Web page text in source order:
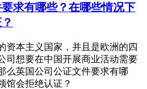
求有哪些？在哪些情况下
资本主义国家，并且是欧洲的四
司想要在中国开展商业活动需要
么英国公司公证文件要求有哪
馆会拒绝认证？